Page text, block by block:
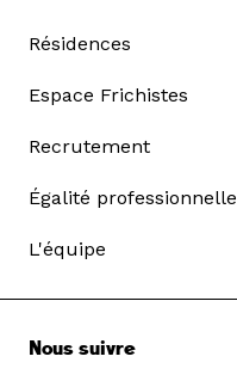
Résidences
Espace Frichistes
Recrutement
Égalité professionnelle
L'équipe
Nous suivre